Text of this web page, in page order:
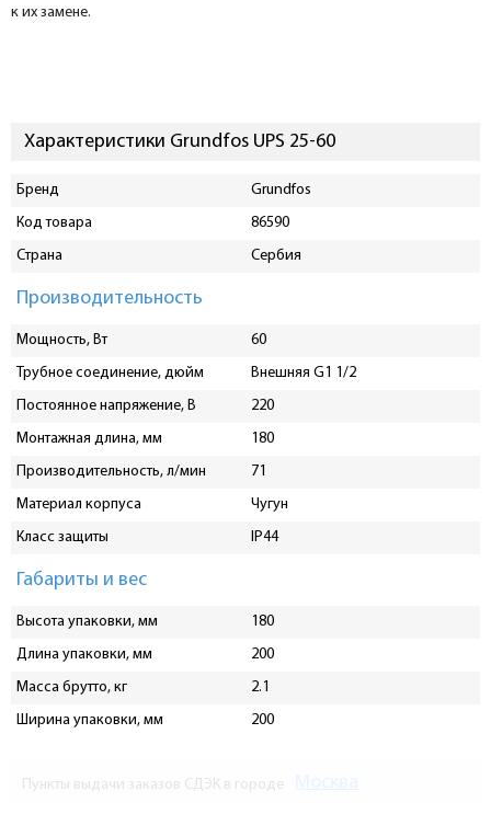
к их замене.
Характеристики Grundfos UPS 25-60
Бренд
Grundfos
Код товара
86590
Страна
Сербия
Производительность
Мощность, Вт
60
Трубное соединение, дюйм
Внешняя G1 1/2
Постоянное напряжение, В
220
Монтажная длина, мм
180
Производительность, л/мин
71
Материал корпуса
Чугун
Класс защиты
IP44
Габариты и вес
Высота упаковки, мм
180
Длина упаковки, мм
200
Масса брутто, кг
2.1
Ширина упаковки, мм
200
Пункты выдачи заказов СДЭК в городе